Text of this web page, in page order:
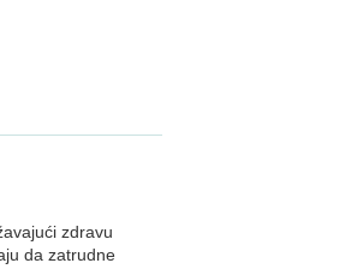
zdravu
da zatrudne